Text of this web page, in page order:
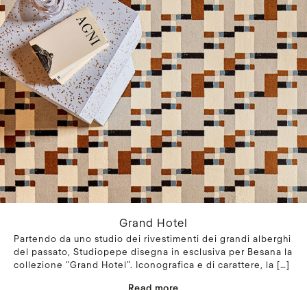
Grand Hotel
Partendo da uno studio dei rivestimenti dei grandi alberghi
del passato, Studiopepe disegna in esclusiva per Besana la
collezione “Grand Hotel”. Iconografica e di carattere, la […]